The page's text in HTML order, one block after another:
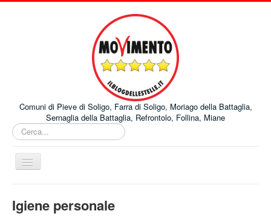
Comuni di Pieve di Soligo, Farra di Soligo, Moriago della Battaglia,
Sernaglia della Battaglia, Refrontolo, Follina, Miane
Cerca...
Cambia
navigazione
Comuni
Igiene personale